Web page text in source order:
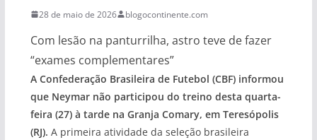
28 de maio de 2026 blogocontinente.com
Com lesão na panturrilha, astro teve de fazer
“exames complementares”
A Confederação Brasileira de Futebol (CBF) informou
que Neymar não participou do treino desta quarta-
feira (27) à tarde na Granja Comary, em Teresópolis
(RJ). A primeira atividade da seleção brasileira